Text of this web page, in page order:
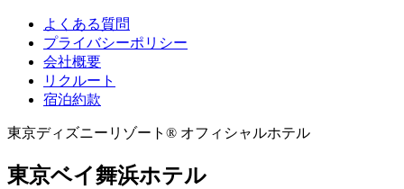
よくある質問
プライバシーポリシー
会社概要
リクルート
宿泊約款
東京ディズニーリゾート® オフィシャルホテル
東京ベイ舞浜ホテル